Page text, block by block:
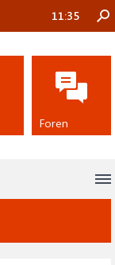
11:35
Foren